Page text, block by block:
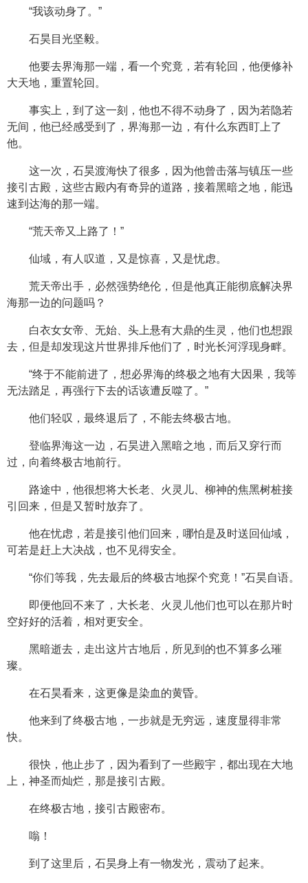
“我该动身了。”
石昊目光坚毅。
他要去界海那一端，看一个究竟，若有轮回，他便修补
大天地，重置轮回。
事实上，到了这一刻，他也不得不动身了，因为若隐若
无间，他已经感受到了，界海那一边，有什么东西盯上了
他。
这一次，石昊渡海快了很多，因为他曾击落与镇压一些
接引古殿，这些古殿内有奇异的道路，接着黑暗之地，能迅
速到达海的那一端。
“荒天帝又上路了！”
仙域，有人叹道，又是惊喜，又是忧虑。
荒天帝出手，必然强势绝伦，但是他真正能彻底解决界
海那一边的问题吗？
白衣女女帝、无始、头上悬有大鼎的生灵，他们也想跟
去，但是却发现这片世界排斥他们了，时光长河浮现身畔。
“终于不能前进了，想必界海的终极之地有大因果，我等
无法踏足，再强行下去的话该遭反噬了。”
他们轻叹，最终退后了，不能去终极古地。
登临界海这一边，石昊进入黑暗之地，而后又穿行而
过，向着终极古地前行。
路途中，他很想将大长老、火灵儿、柳神的焦黑树桩接
引回来，但是又暂时放弃了。
他在忧虑，若是接引他们回来，哪怕是及时送回仙域，
可若是赶上大决战，也不见得安全。
“你们等我，先去最后的终极古地探个究竟！”石昊自语。
即便他回不来了，大长老、火灵儿他们也可以在那片时
空好好的活着，相对更安全。
黑暗逝去，走出这片古地后，所见到的也不算多么璀
璨。
在石昊看来，这更像是染血的黄昏。
他来到了终极古地，一步就是无穷远，速度显得非常
快。
很快，他止步了，因为看到了一些殿宇，都出现在大地
上，神圣而灿烂，那是接引古殿。
在终极古地，接引古殿密布。
嗡！
到了这里后，石昊身上有一物发光，震动了起来。